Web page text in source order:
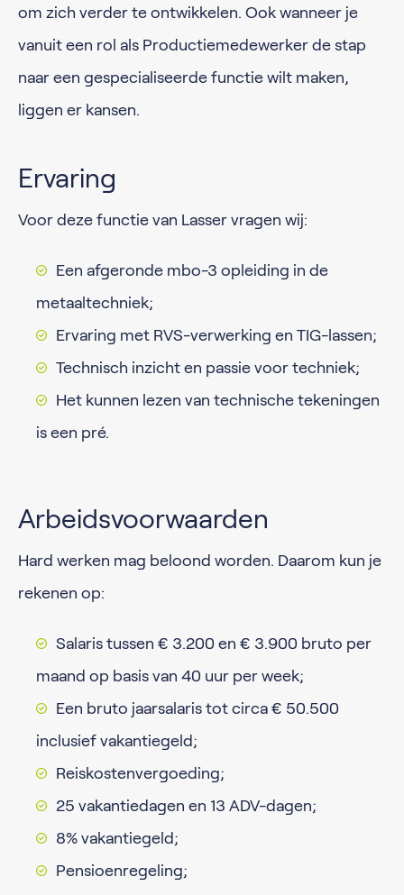
om zich verder te ontwikkelen. Ook wanneer je
vanuit een rol als Productiemedewerker de stap
naar een gespecialiseerde functie wilt maken,
liggen er kansen.
Ervaring
Voor deze functie van Lasser vragen wij:
Een afgeronde mbo-3 opleiding in de
metaaltechniek;
Ervaring met RVS-verwerking en TIG-lassen;
Technisch inzicht en passie voor techniek;
Het kunnen lezen van technische tekeningen
is een pré.
Arbeidsvoorwaarden
Hard werken mag beloond worden. Daarom kun je
rekenen op:
Salaris tussen € 3.200 en € 3.900 bruto per
maand op basis van 40 uur per week;
Een bruto jaarsalaris tot circa € 50.500
inclusief vakantiegeld;
Reiskostenvergoeding;
25 vakantiedagen en 13 ADV-dagen;
8% vakantiegeld;
Pensioenregeling;